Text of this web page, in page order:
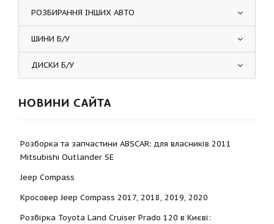
РОЗБИРАННЯ ІНШИХ АВТО
ШИНИ Б/У
ДИСКИ Б/У
НОВИНИ САЙТА
Розборка та запчастини ABSCAR: для власників 2011
Mitsubishi Outlander SE
Jeep Compass
Кросовер Jeep Compass 2017, 2018, 2019, 2020
Розбірка Toyota Land Cruiser Prado 120 в Києві: